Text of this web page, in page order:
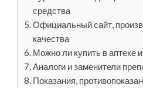
средства
Официальный сайт,
качества
Можно ли купить в аптеке
Аналоги и заменители
Показания,